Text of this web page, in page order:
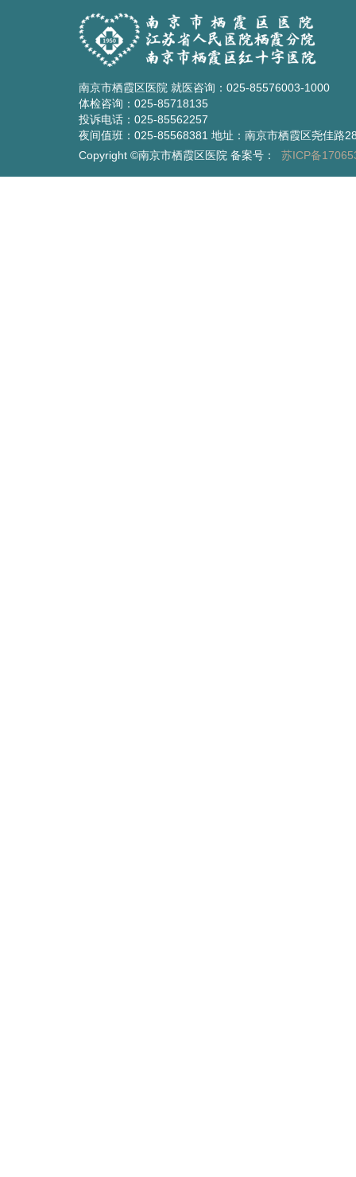
南京市栖霞区医院 就医咨询：025-85576003-1000
体检咨询：025-85718135
投诉电话：025-85562257
夜间值班：025-85568381 地址：南京市栖霞区尧佳路
Copyright ©南京市栖霞区医院 备案号：
苏ICP备